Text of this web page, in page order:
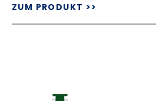
ZUM PRODUKT >>